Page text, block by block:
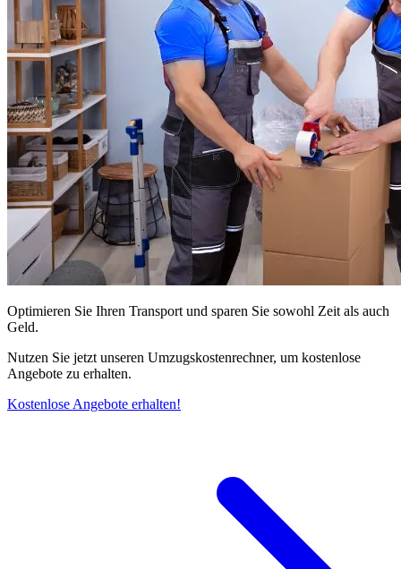
Optimieren Sie Ihren Transport und sparen Sie sowohl Zeit als auch
Geld.
Nutzen Sie jetzt unseren Umzugskostenrechner, um kostenlose
Angebote zu erhalten.
Kostenlose Angebote erhalten!